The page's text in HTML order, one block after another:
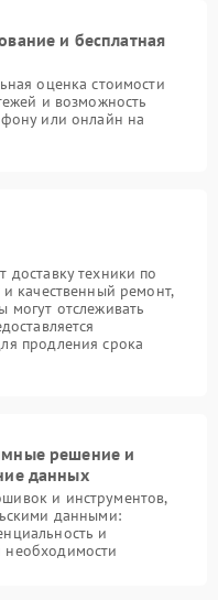
и бесплатная
оценка стоимости
и возможность
или онлайн на
доставку техники по
качественный ремонт,
могут отслеживать
продления срока
решение и
данных
и инструментов,
данными:
и